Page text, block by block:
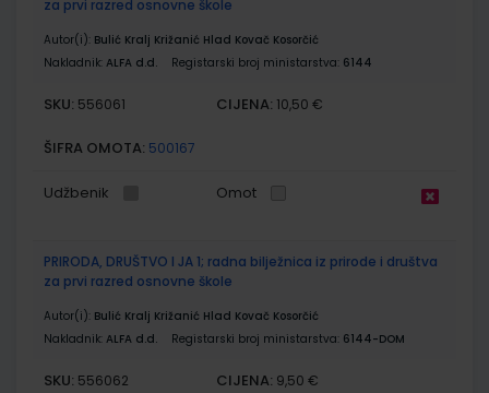
za prvi razred osnovne škole
Autor(i): Bulić Kralj Križanić Hlad Kovač Kosorčić
Nakladnik: ALFA d.d. Registarski broj ministarstva: 6144
SKU: 556061 CIJENA: 10,50 €
ŠIFRA OMOTA: 500167
Udžbenik Omot
PRIRODA, DRUŠTVO I JA 1; radna bilježnica iz prirode i društva
za prvi razred osnovne škole
Autor(i): Bulić Kralj Križanić Hlad Kovač Kosorčić
Nakladnik: ALFA d.d. Registarski broj ministarstva: 6144-DOM
SKU: 556062 CIJENA: 9,50 €